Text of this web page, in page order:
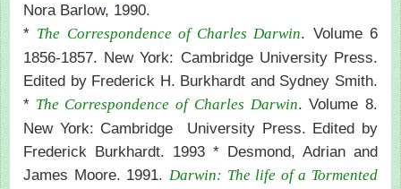
Nora Barlow, 1990.
* The Correspondence of Charles Darwin. Volume 6
1856-1857. New York: Cambridge University Press.
Edited by Frederick H. Burkhardt and Sydney Smith.
* The Correspondence of Charles Darwin. Volume 8.
New York: Cambridge University Press. Edited by
Frederick Burkhardt. 1993 * Desmond, Adrian and
James Moore. 1991. Darwin: The life of a Tormented